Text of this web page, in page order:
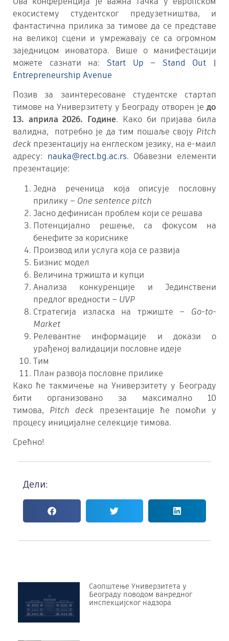
екосистему студентског предузетништва, и
фантастична прилика за тимове да се представе
на великој сцени и умрежавају се са огромном
заједницом иноватора. Више о манифестацији
можете сазнати на: Start Up – Stand Out |
Entrepreneurship Avenue
Позив за заинтересоване студентске стартап
тимове на Универзитету у Београду отворен је до
13. априла 2026. Године. Како би пријава била
валидна, потребно је да тим пошаље своју Pitch
deck презентацију на енглеском језику, на е-маил
адресу: nauka@rect.bg.ac.rs. Обавезни елементи
презентације:
Једна реченица која описује пословну
прилику – One sentence pitch
Јасно дефинисан проблем који се решава
Потенцијално решење, са фокусом на
бенефите за кориснике
Производ или услуга која се развија
Бизнис модел
Величина тржишта и купци
Анализа конкуренције и Јединствени
предлог вредности – UVP
Стратегија изласка на тржиште – Go-to-
Market
Релевантне информације и докази о
урађеној валидацији пословне идеје
Тим
План развоја пословне прилике
Како ће такмичење на Универзитету у Београду
бити организовано за максимално 10
тимова, Pitch deck презентације ће помоћи у
процесу иницијалне селекције тимова.
Срећно!
Дели:
Саопштење Универзитета у
Београду поводом ванредног
инспекцијског надзора